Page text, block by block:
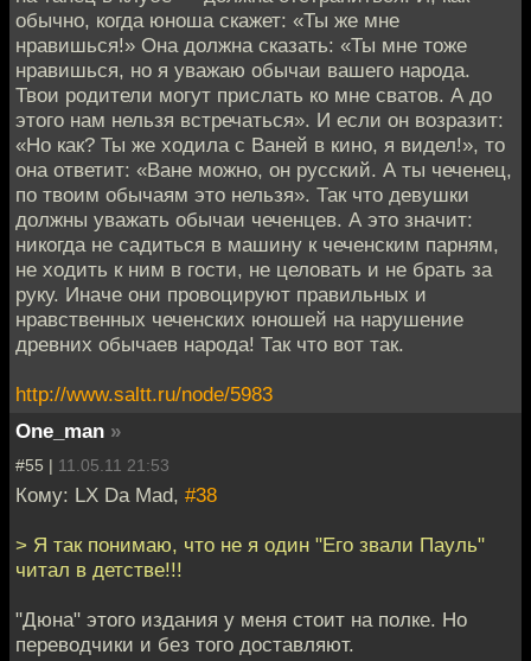
обычно, когда юноша скажет: «Ты же мне
нравишься!» Она должна сказать: «Ты мне тоже
нравишься, но я уважаю обычаи вашего народа.
Твои родители могут прислать ко мне сватов. А до
этого нам нельзя встречаться». И если он возразит:
«Но как? Ты же ходила с Ваней в кино, я видел!», то
она ответит: «Ване можно, он русский. А ты чеченец,
по твоим обычаям это нельзя». Так что девушки
должны уважать обычаи чеченцев. А это значит:
никогда не садиться в машину к чеченским парням,
не ходить к ним в гости, не целовать и не брать за
руку. Иначе они провоцируют правильных и
нравственных чеченских юношей на нарушение
древних обычаев народа! Так что вот так.
http://www.saltt.ru/node/5983
One_man »
#55 | 11.05.11 21:53
Кому: LX Da Mad, #38
> Я так понимаю, что не я один "Его звали Пауль"
читал в детстве!!!
"Дюна" этого издания у меня стоит на полке. Но
переводчики и без того доставляют.